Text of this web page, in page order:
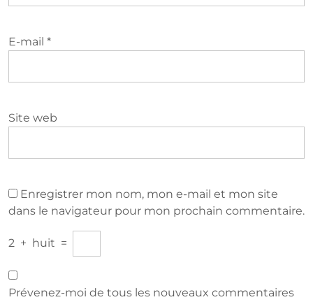
E-mail *
Site web
Enregistrer mon nom, mon e-mail et mon site
dans le navigateur pour mon prochain commentaire.
2 + huit =
Prévenez-moi de tous les nouveaux commentaires